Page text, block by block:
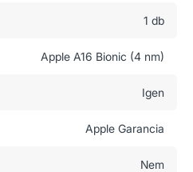
1 db
Apple A16 Bionic (4 nm)
Igen
Apple Garancia
Nem